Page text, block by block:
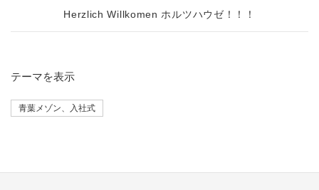
Herzlich Willkomen ホルツハウゼ！！！
テーマを表示
青葉メゾン、入社式